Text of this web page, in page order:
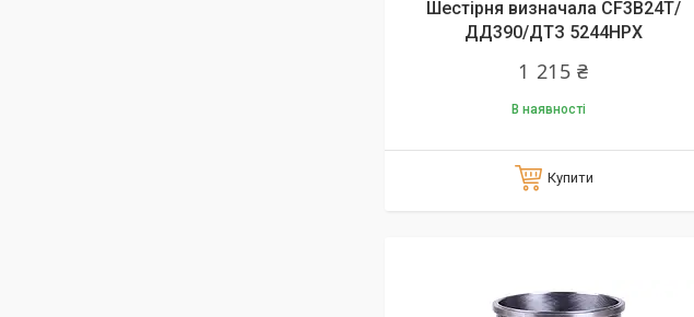
Шестірня визначала СF3B24T/
ДД390/ДТЗ 5244HPX
1 215 ₴
В наявності
Купити